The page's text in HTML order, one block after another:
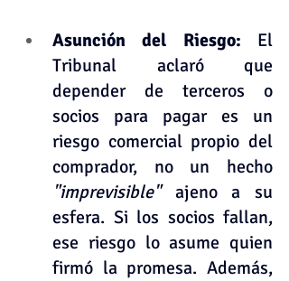
Asunción del Riesgo: El
Tribunal aclaró que
depender de terceros o
socios para pagar es un
riesgo comercial propio del
"imprevisible" ajeno a su
esfera. Si los socios fallan,
ese riesgo lo asume quien
firmó la promesa. Además,